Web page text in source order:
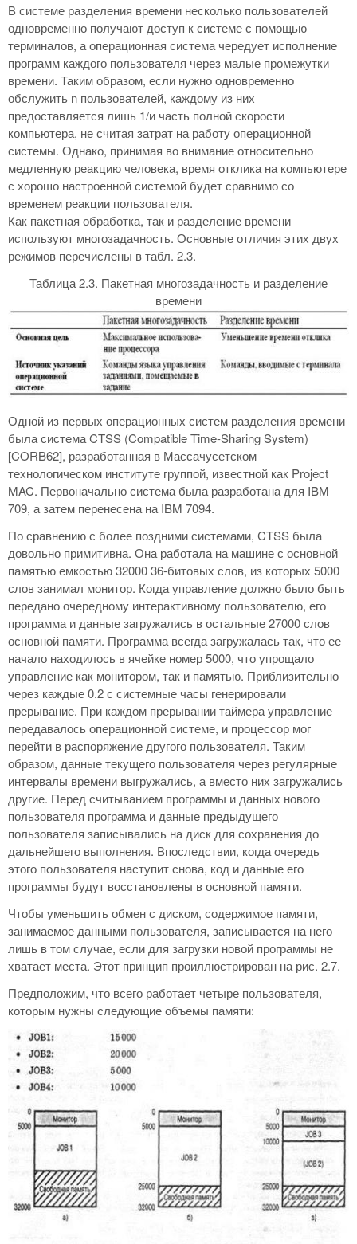
В системе разделения времени несколько пользователей
одновременно получают доступ к системе с помощью
терминалов, а операционная система чередует исполнение
программ каждого пользователя через малые промежутки
времени. Таким образом, если нужно одновременно
обслужить n пользователей, каждому из них
предоставляется лишь 1/и часть полной скорости
компьютера, не считая затрат на работу операционной
системы. Однако, принимая во внимание относительно
медленную реакцию человека, время отклика на компьютере
с хорошо настроенной системой будет сравнимо со
временем реакции пользователя.
Как пакетная обработка, так и разделение времени
используют многозадачность. Основные отличия этих двух
режимов перечислены в табл. 2.3.
Таблица 2.3. Пакетная многозадачность и разделение
времени
Одной из первых операционных систем разделения времени
была система CTSS (Compatible Time-Sharing System)
[CORB62], разработанная в Массачусетском
технологическом институте группой, известной как Project
MAC. Первоначально система была разработана для IBM
709, а затем перенесена на IBM 7094.
По сравнению с более поздними системами, CTSS была
довольно примитивна. Она работала на машине с основной
памятью емкостью 32000 36-битовых слов, из которых 5000
слов занимал монитор. Когда управление должно было быть
передано очередному интерактивному пользователю, его
программа и данные загружались в остальные 27000 слов
основной памяти. Программа всегда загружалась так, что ее
начало находилось в ячейке номер 5000, что упрощало
управление как монитором, так и памятью. Приблизительно
через каждые 0.2 с системные часы генерировали
прерывание. При каждом прерывании таймера управление
передавалось операционной системе, и процессор мог
перейти в распоряжение другого пользователя. Таким
образом, данные текущего пользователя через регулярные
интервалы времени выгружались, а вместо них загружались
другие. Перед считыванием программы и данных нового
пользователя программа и данные предыдущего
пользователя записывались на диск для сохранения до
дальнейшего выполнения. Впоследствии, когда очередь
этого пользователя наступит снова, код и данные его
программы будут восстановлены в основной памяти.
Чтобы уменьшить обмен с диском, содержимое памяти,
занимаемое данными пользователя, записывается на него
лишь в том случае, если для загрузки новой программы не
хватает места. Этот принцип проиллюстрирован на рис. 2.7.
Предположим, что всего работает четыре пользователя,
которым нужны следующие объемы памяти: